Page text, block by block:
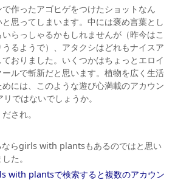
作ったアゴヒゲをつけたショットなん
思ってしまいます。中には褒め言葉とし
らっしゃるかもしれませんが（昨今はこ
るようで）、アタクシはどれもナイスア
おりました。いくつかはちょっとエロイ
ルで斬新だと思います。植物を広く生活
には、このような遊び心満載のアカウン
ではないでしょうか。
され。
らgirls with plantsもあるのではと思い
た。
with plantsで検索すると複数のアカウン